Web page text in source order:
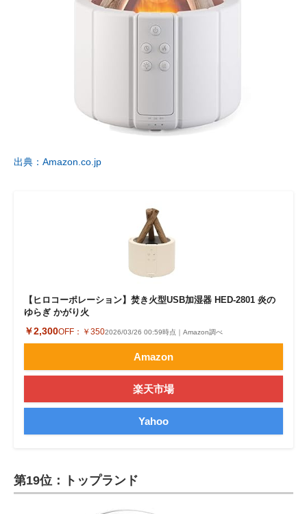
出典：Amazon.co.jp
【ヒロコーポレーション】焚き火型USB加湿器 HED-2801 炎の
ゆらぎ かがり火
￥2,300OFF： ￥3502026/03/26 00:59時点｜Amazon調べ
Amazon
楽天市場
Yahoo
第19位：トップランド